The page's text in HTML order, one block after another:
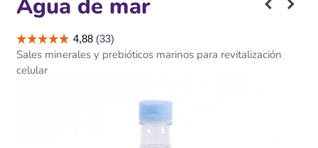
Agua de mar
Sales minerales y prebióticos marinos para revitalización
celular